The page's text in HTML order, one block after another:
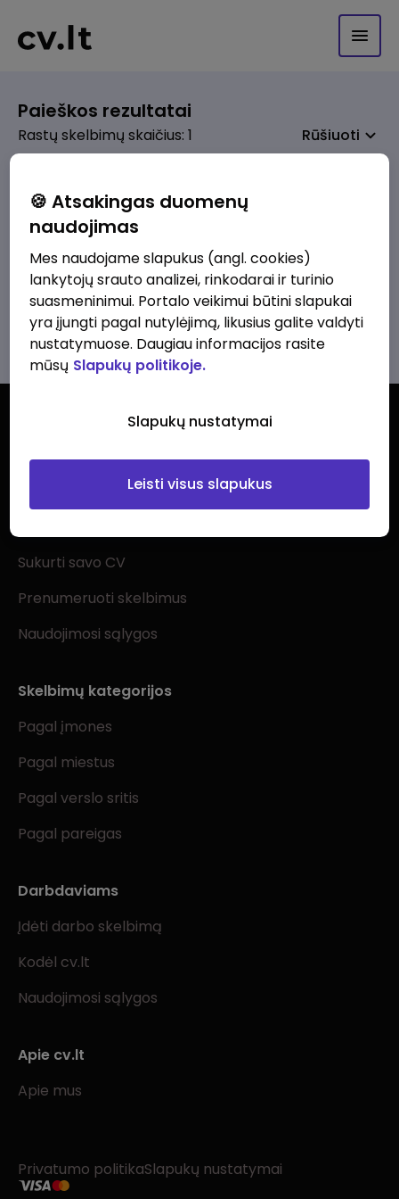
Paieškos rezultatai
Rastų skelbimų skaičius: 1 Rūšiuoti
prieš 3 sav.
Automobilių plovėjas
Nippon Auto, UAB Vilnius
1163 - 2500 €/mėn. Prieš mokesčius
Ieškantiems darbo
Sukurti savo CV
Prenumeruoti skelbimus
Naudojimosi sąlygos
Skelbimų kategorijos
Pagal įmones
Pagal miestus
Pagal verslo sritis
Pagal pareigas
Darbdaviams
Įdėti darbo skelbimą
Kodėl cv.lt
Naudojimosi sąlygos
Apie cv.lt
Apie mus
Privatumo politikaSlapukų nustatymai
🍪 Atsakingas duomenų
naudojimas
Mes naudojame slapukus (angl. cookies)
lankytojų srauto analizei, rinkodarai ir turinio
suasmeninimui. Portalo veikimui būtini slapukai
yra įjungti pagal nutylėjimą, likusius galite valdyti
nustatymuose. Daugiau informacijos rasite
mūsų Slapukų politikoje.
Slapukų nustatymai
Leisti visus slapukus